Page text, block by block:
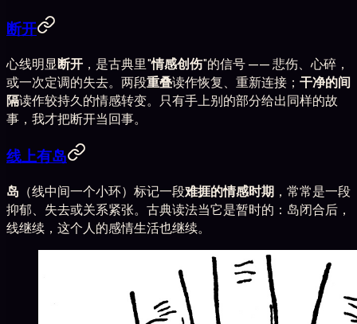
断开
心线明显断开 ，是古典里"情感创伤"的信号 —— 悲伤、心碎，
或一次定调的失去。两段重叠读作恢复、重新连接； 干净的间
隔读作较持久的情感转变。只有手上别的部分给出同样的故
事，我才把断开当回事。
线上有岛
岛 （线中间一个小环）标记一段难捱的情感时期 ，常常是一段
抑郁、失去或关系紧张。古典读法当它是暂时的：岛闭合后，
线继续，这个人的感情生活也继续。